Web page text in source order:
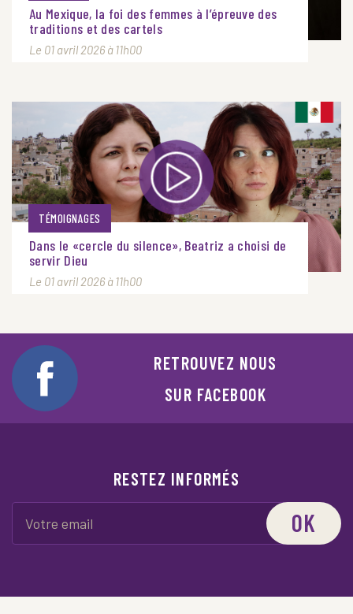
Au Mexique, la foi des femmes à l’épreuve des
traditions et des cartels
Le 01 avril 2026 à 11h00
TÉMOIGNAGES
Dans le «cercle du silence», Beatriz a choisi de
servir Dieu
Le 01 avril 2026 à 11h00
RETROUVEZ NOUS
SUR FACEBOOK
RESTEZ INFORMÉS
OK